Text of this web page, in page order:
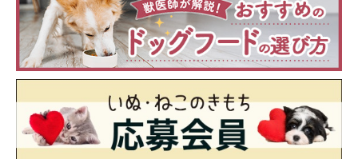
関連記事:
仕事に行く飼い主を玄関で見送り、しばらく動
かなかった犬 その後の愛に溢れた行動が「愛
しくて抱きしめたい」
紹介するのは、X（旧Twitter）ユーザー@yukokorot82さんのエピ
ソード。とある日、飼い主さんが仕事に行くために家を出ると、愛
犬・お嬢ちゃん（撮影時1才8カ月／柴犬）が玄関で飼い主さんのこ
とを見送ってくれたそう。しばらく玄関のドアを見つめて動かなか
ったというお嬢ちゃんですが、その後は諦めたのか、布団の上にあ
った飼い主さんの部屋着の上で眠ってしまったそうです。お嬢ちゃ
んの愛らしい行動について、飼い主さんに話を聞きました。
関連記事:
「病院イヤイヤ」を卒業した犬 待合室で凛と
した態度で順番を待つ様子に、成長を感じる！